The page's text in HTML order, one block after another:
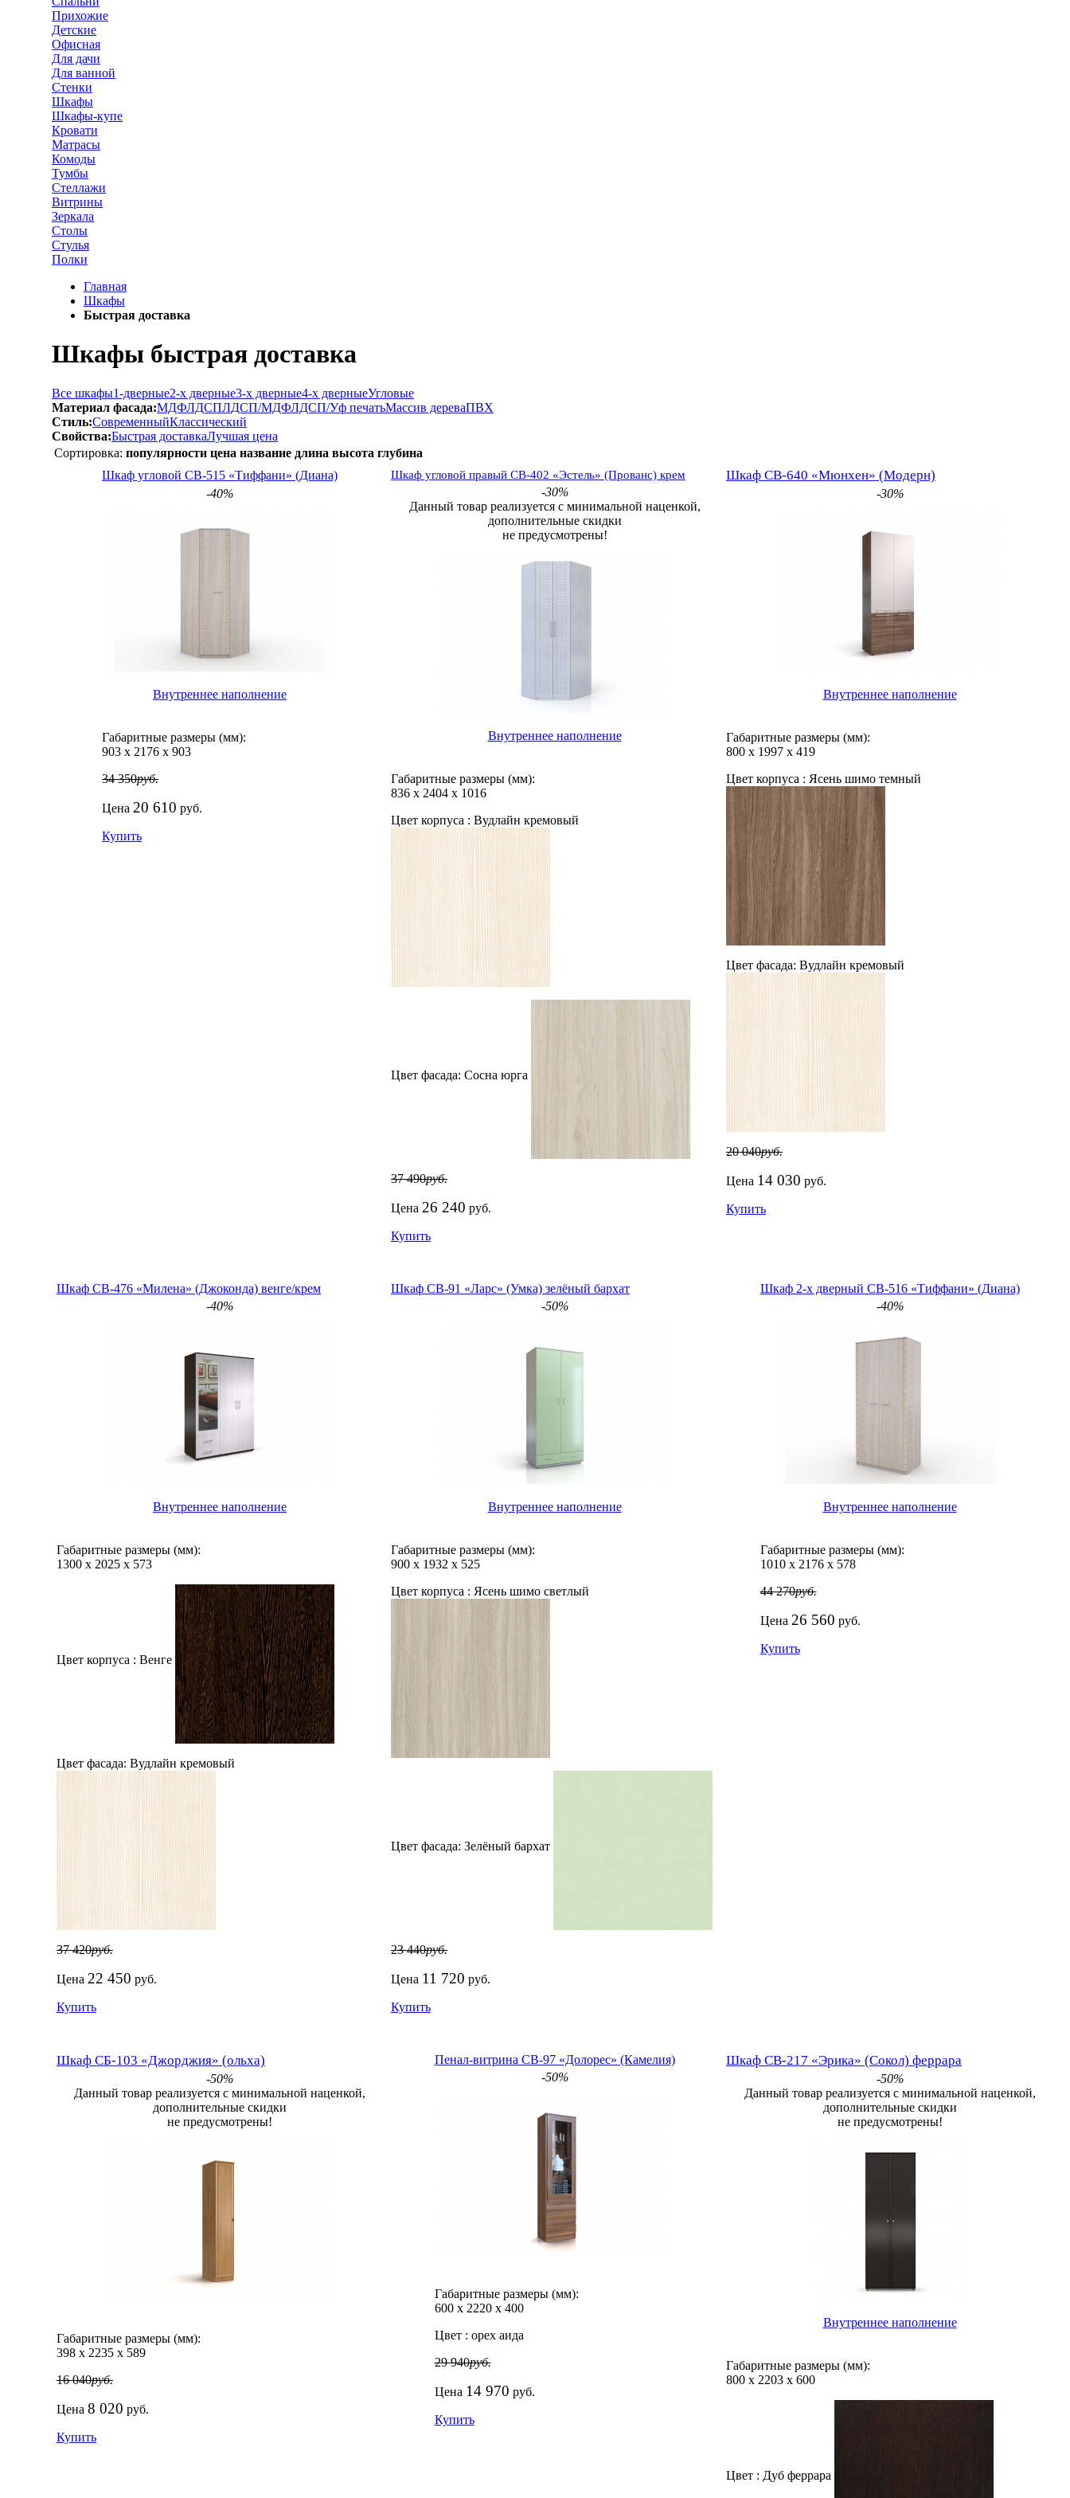
Прихожие
Детские
Офисная
Для дачи
Для ванной
Стенки
Шкафы
Шкафы-купе
Кровати
Матрасы
Комоды
Тумбы
Стеллажи
Витрины
Зеркала
Столы
Стулья
Полки
Главная
Шкафы
Быстрая доставка
Шкафы быстрая доставка
Все шкафы1-дверные2-х дверные3-х дверные4-х дверныеУгловые
Материал фасада:МДФЛДСПЛДСП/МДФЛДСП/Уф печатьМассив дереваПВХ
Стиль:СовременныйКлассический
Свойства:Быстрая доставкаЛучшая цена
Сортировка: популярности цена название длина высота глубина
Шкаф угловой СВ-515 «Тиффани» (Диана)
-40%
Внутреннее наполнение
Габаритные размеры (мм):
903 х 2176 х 903
34 350руб.
Цена 20 610 руб.
Купить
Шкаф угловой правый СВ-402 «Эстель» (Прованс) крем
-30%
Данный товар реализуется с минимальной наценкой,
дополнительные скидки
не предусмотрены!
Внутреннее наполнение
Габаритные размеры (мм):
836 х 2404 х 1016
Цвет корпуса : Вудлайн кремовый
Цвет фасада: Сосна юрга
37 490руб.
Цена 26 240 руб.
Купить
Шкаф СВ-640 «Мюнхен» (Модерн)
-30%
Внутреннее наполнение
Габаритные размеры (мм):
800 х 1997 х 419
Цвет корпуса : Ясень шимо темный
Цвет фасада: Вудлайн кремовый
20 040руб.
Цена 14 030 руб.
Купить
Шкаф СВ-476 «Милена» (Джоконда) венге/крем
-40%
Внутреннее наполнение
Габаритные размеры (мм):
1300 х 2025 х 573
Цвет корпуса : Венге
Цвет фасада: Вудлайн кремовый
37 420руб.
Цена 22 450 руб.
Купить
Шкаф СВ-91 «Ларс» (Умка) зелёный бархат
-50%
Внутреннее наполнение
Габаритные размеры (мм):
900 х 1932 х 525
Цвет корпуса : Ясень шимо светлый
Цвет фасада: Зелёный бархат
23 440руб.
Цена 11 720 руб.
Купить
Шкаф 2-х дверный СВ-516 «Тиффани» (Диана)
-40%
Внутреннее наполнение
Габаритные размеры (мм):
1010х 2176х 578
44 270руб.
Цена 26 560 руб.
Купить
Шкаф СБ-103 «Джорджия» (ольха)
-50%
Данный товар реализуется с минимальной наценкой,
дополнительные скидки
не предусмотрены!
Габаритные размеры (мм):
398 х 2235 х 589
16 040руб.
Цена 8 020 руб.
Купить
Пенал-витрина СВ-97 «Долорес» (Камелия)
-50%
Габаритные размеры (мм):
600х 2220х 400
Цвет : орех аида
29 940руб.
Цена 14 970 руб.
Купить
Шкаф СВ-217 «Эрика» (Сокол) феррара
-50%
Данный товар реализуется с минимальной наценкой,
дополнительные скидки
не предусмотрены!
Внутреннее наполнение
Габаритные размеры (мм):
800 х 2203 х 600
Цвет : Дуб феррара